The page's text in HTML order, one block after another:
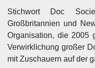
Stichwort Doc
Großbritannien und
Organisation, die 2005
Verwirklichung großer
mit Zuschauern auf der